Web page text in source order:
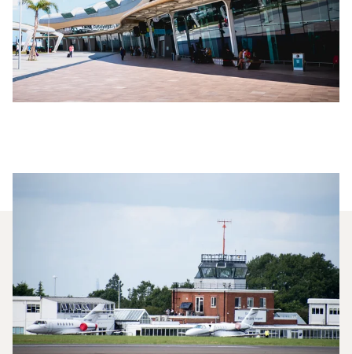
Welche Privatjets Werden Am
Häufigsten Zwischen Faro
Und London Gechartert?
2025 waren Citation M2, Beechjet 400A und